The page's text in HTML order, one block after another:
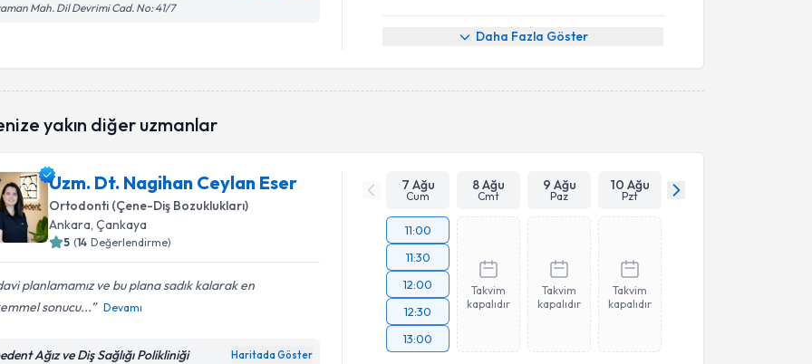
Mah. Dil Devrimi Cad. No: 41/7
Daha Fazla Göster
yakın diğer uzmanlar
Uzm. Dt. Nagihan Ceylan Eser
Ortodonti (Çene-Diş Bozuklukları)
Ankara , Çankaya
5 (14 Değerlendirme)
planlamamız ve bu plana sadık kalarak en
sonucu...
Devamı
Ağız ve Diş Sağlığı Polikliniği Haritada Göster
7 Ağu
Cum
8 Ağu
Cmt
9 Ağu
Paz
10 Ağu
Pzt
11:00
11:30
12:00
12:30
13:00
Takvim
kapalıdır
Takvim
kapalıdır
Takvim
kapalıdır